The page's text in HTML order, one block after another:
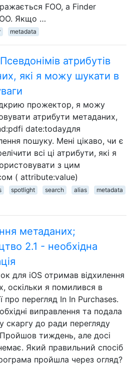
FOO, а Finder
Якщо …
metadata
атрибутів
які я можу шукати в
прожектор, я можу
атрибути метаданих,
date:todayдля
пошуку. Мені цікаво, чи є
всі ці атрибути, які я
з цим
( attribute:value)
spotlight search alias metadata
метаданих;
2.1 - необхідна
для iOS отримав відхилення
оскільки я помилився в
про перегляд In In Purchases.
виправлення та подала
скаргу до ради перегляду
тиждень, але досі
немає. Який правильний спосіб
пройшла через огляд?